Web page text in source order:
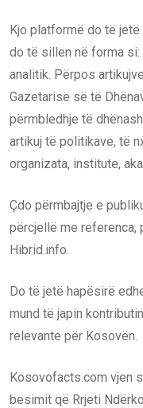
Kjo platformë do të
do të sillen në forma
analitik. Përpos
Gazetarisë së të
përmbledhje të
artikuj të politikave, të
organizata, institute,
Çdo përmbajtje e
përcjellë me referenca,
Hibrid.info.
Do të jetë hapësirë
mund të japin
relevante për Kosovën.
Kosovofacts.com vjen
besimit që Rrjeti